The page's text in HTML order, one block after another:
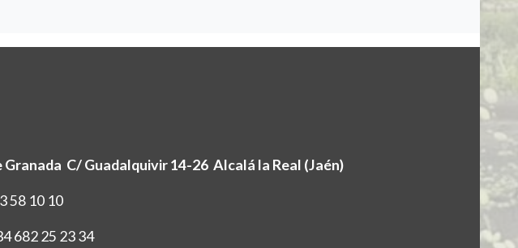
Granada C/ Guadalquivir 14-26 Alcalá la Real (Jaén)
58 10 10
682 25 23 34